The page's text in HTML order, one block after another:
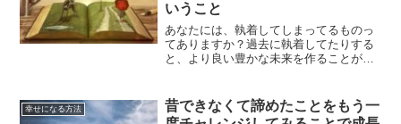
いうこと
あなたには、執着してしまってるものっ
てありますか？過去に執着してたりする
と、より良い豊かな未来を作ることがで
していきます。
幸せになる方法
昔できなくて諦めたことをもう一